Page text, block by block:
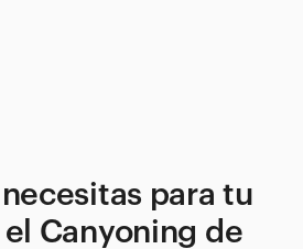
para tu
Canyoning de